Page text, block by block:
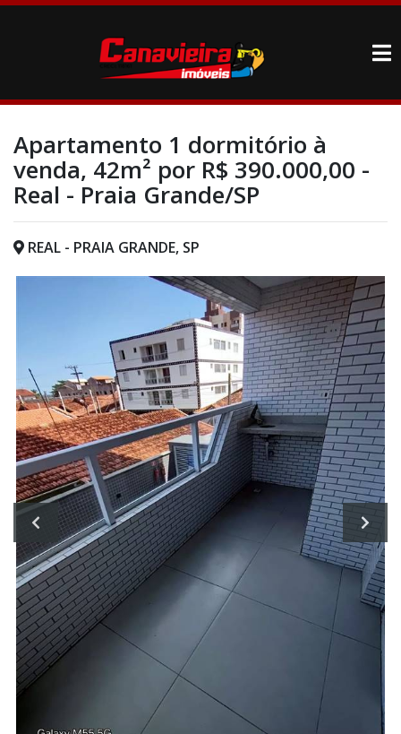
Apartamento 1 dormitório à
venda, 42m² por R$ 390.000,00 -
Real - Praia Grande/SP
REAL - PRAIA GRANDE, SP